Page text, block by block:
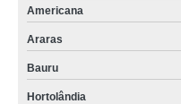
Americana
Araras
Bauru
Hortolândia